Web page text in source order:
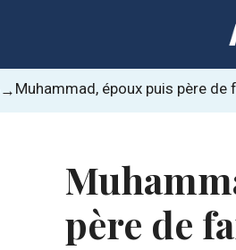
→ Muhammad, époux puis père de
père de